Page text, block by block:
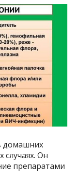
домашних
случаях. Он
препаратами